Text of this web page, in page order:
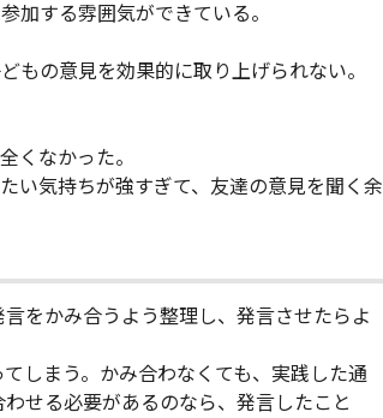
する雰囲気ができている。
の意見を効果的に取り上げられない。
くなかった。
い気持ちが強すぎて、友達の意見を聞く余
をかみ合うよう整理し、発言させたらよ
しまう。かみ合わなくても、実践した通
せる必要があるのなら、発言したこと